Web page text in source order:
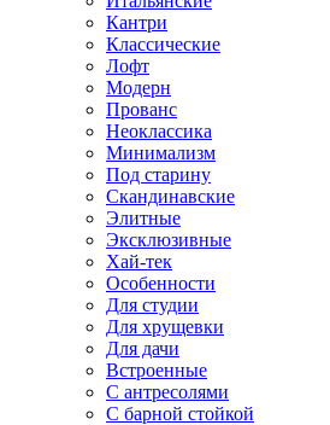
Кантри
Классические
Лофт
Модерн
Прованс
Неоклассика
Минимализм
Под старину
Скандинавские
Элитные
Эксклюзивные
Хай-тек
Особенности
Для студии
Для хрущевки
Для дачи
Встроенные
С антресолями
С барной стойкой